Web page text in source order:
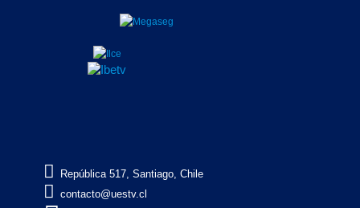
 República 517, Santiago, Chile
 contacto@uestv.cl